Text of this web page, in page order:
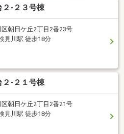
２-２３号棟
朝日ケ丘2丁目2番23号
見川駅 徒歩18分
２-２１号棟
朝日ケ丘2丁目2番21号
見川駅 徒歩18分